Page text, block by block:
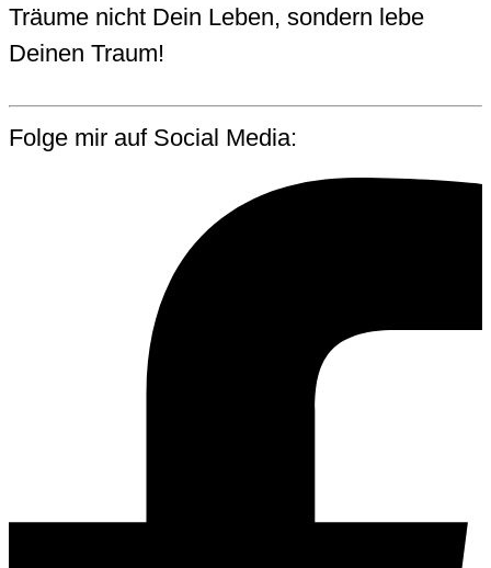
Träume nicht Dein Leben, sondern lebe
Deinen Traum!
Folge mir auf Social Media: